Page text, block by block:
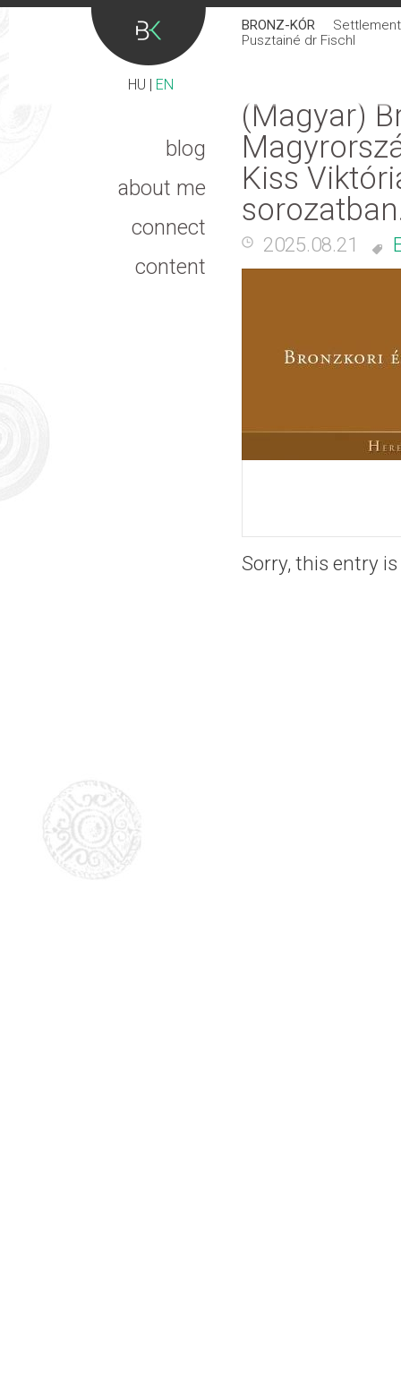
HU | EN
BRONZ-KÓR
Pusztainé dr Fischl
blog
about me
connect
content
(Magyar)
Kiss
2025.08.21
Sorry, this entry